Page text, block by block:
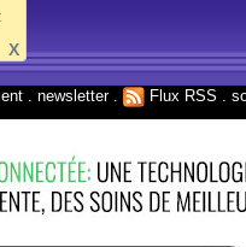
X
newsletter. Flux RSS